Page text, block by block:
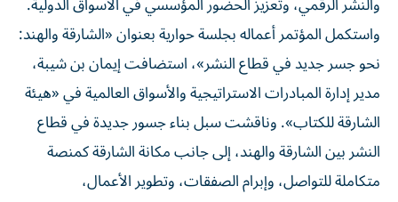
واستكمل المؤتمر أعماله بجلسة حوارية بعنوان «الشارقة والهند:
نحو جسر جديد في قطاع النشر»، استضافت إيمان بن شيبة،
مدير إدارة المبادرات الاستراتيجية والأسواق العالمية في «هيئة
الشارقة للكتاب». وناقشت سبل بناء جسور جديدة في قطاع
النشر بين الشارقة والهند، إلى جانب مكانة الشارقة كمنصة
متكاملة للتواصل، وإبرام الصفقات، وتطوير الأعمال،